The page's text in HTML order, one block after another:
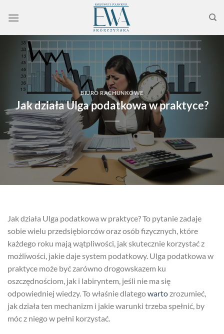
BIURO RACHUNKOWE
Jak działa Ulga podatkowa w praktyce?
Jak działa Ulga podatkowa w praktyce? To pytanie zadaje
sobie wielu przedsiębiorców oraz osób fizycznych, które
każdego roku mają wątpliwości, jak skutecznie korzystać z
możliwości, jakie daje system podatkowy. Ulga podatkowa w
praktyce może być zarówno drogowskazem ku
oszczędnościom, jak i labiryntem, jeśli nie ma się
odpowiedniej wiedzy. To właśnie dlategowartozrozumieć,
jak działa ten mechanizm i jakie warunki trzeba spełnić, by
móc z niego w pełni korzystać.